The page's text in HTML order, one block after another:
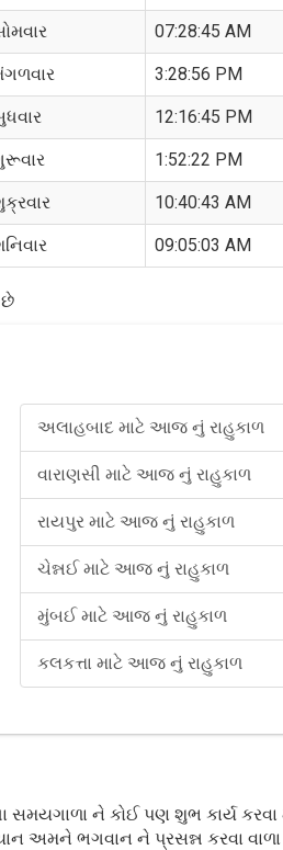
07:28:45 AM
3:28:56 PM
12:16:45 PM
1:52:22 PM
10:40:43 AM
09:05:03 AM
છે
અલાહબાદ માટે આજ નું રાહુકાળ
વારાણસી માટે આજ નું રાહુકાળ
રાયપુર માટે આજ નું રાહુકાળ
ચેન્નઈ માટે આજ નું રાહુકાળ
મુંબઈ માટે આજ નું રાહુકાળ
કલકત્તા માટે આજ નું રાહુકાળ
ને કોઈ પણ શુભ કાર્ય
અમને ભગવાન ને પ્રસન્ન કરવા